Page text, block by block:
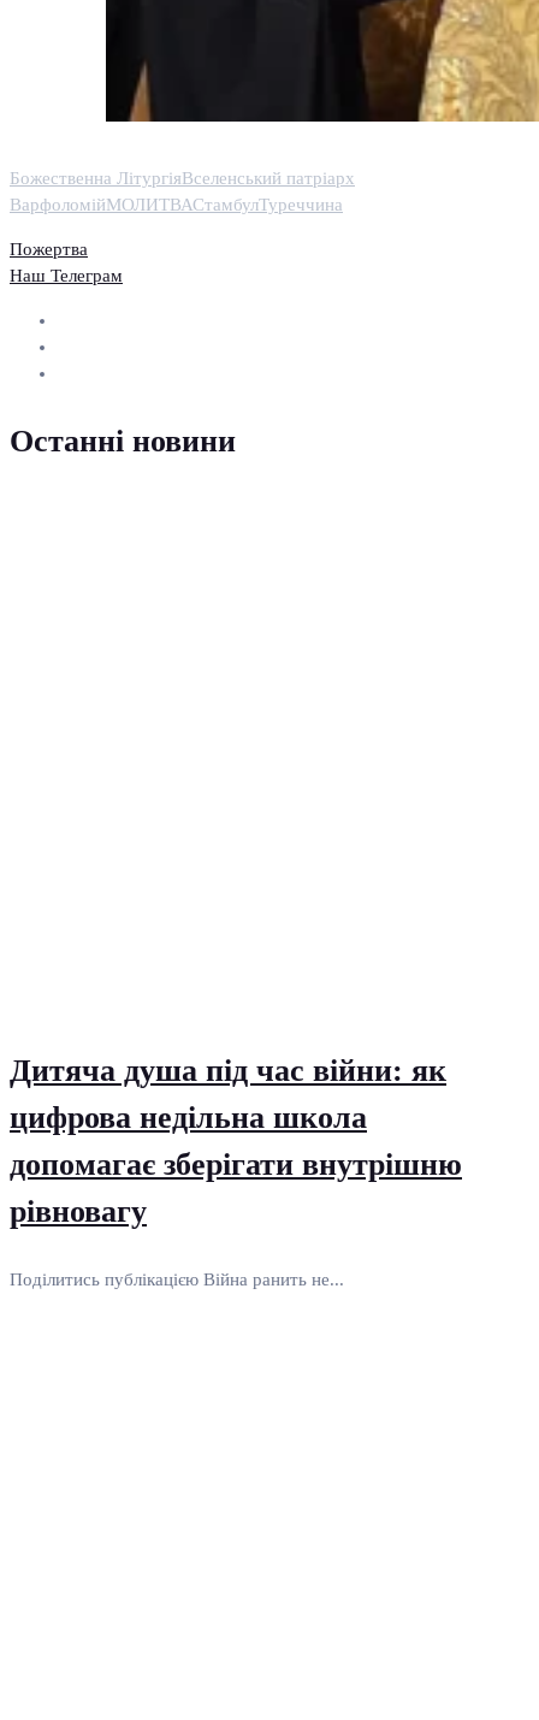
Божественна ЛітургіяВселенський патріарх
ВарфоломійМОЛИТВАСтамбулТуреччина
Пожертва
Наш Телеграм
Останні новини
Дитяча душа під час війни: як
цифрова недільна школа
допомагає зберігати внутрішню
рівновагу
Поділитись публікацією Війна ранить не...